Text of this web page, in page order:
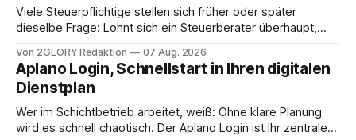
Viele Steuerpflichtige stellen sich früher oder später
dieselbe Frage: Lohnt sich ein Steuerberater überhaupt,
erledigen? Die kurze Antwort: Bei einfachen
Einkommensverhältnissen reicht häufig eine Steuersoftware
aus – sobald jedoch mehrere Einkunftsarten
zusammentreffen oder größere finanzielle Veränderungen
anstehen, zahlt sich professionelle Unterstützung meist
Von 2GLORY Redaktion 07 Aug. 2026
Aplano Login, Schnellstart in Ihren digitalen
Dienstplan
Wer im Schichtbetrieb arbeitet, weiß: Ohne klare Planung
wird es schnell chaotisch. Der Aplano Login ist Ihr zentraler